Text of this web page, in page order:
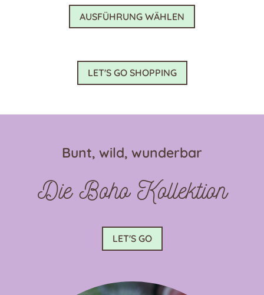
AUSFÜHRUNG WÄHLEN
weist
der
gewählt
werden
LET'S GO SHOPPING
Bunt, wild, wunderbar
Die Boho Kollektion
LET'S GO